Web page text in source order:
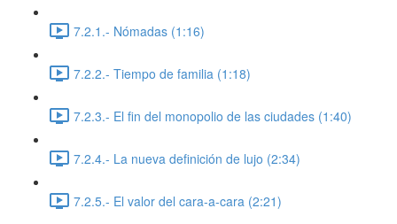
7.2.1.- Nómadas (1:16)
7.2.2.- Tiempo de familia (1:18)
7.2.3.- El fin del monopolio de las ciudades (1:40)
7.2.4.- La nueva definición de lujo (2:34)
7.2.5.- El valor del cara-a-cara (2:21)